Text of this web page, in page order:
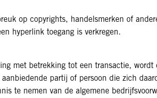
op copyrights, handelsmerken of
hyperlink toegang is verkregen.
met betrekking tot een transactie,
partij of persoon die zich
te nemen van de algemene